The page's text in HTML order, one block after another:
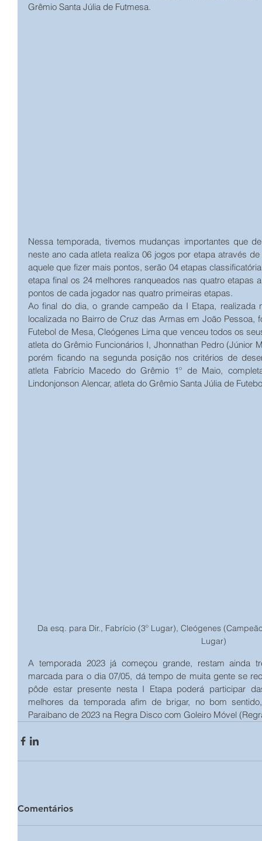
Grêmio Santa Júlia de Futmesa.
Nessa temporada, tivemos mudanças importantes que
neste ano cada atleta realiza 06 jogos por etapa através
aquele que fizer mais pontos, serão 04 etapas
etapa final os 24 melhores ranqueados nas quatro etapas
pontos de cada jogador nas quatro primeiras etapas.
Ao final do dia, o grande campeão da I Etapa, realizada
localizada no Bairro de Cruz das Armas em João Pessoa,
Futebol de Mesa, Cleógenes Lima que venceu todos os
atleta do Grêmio Funcionários I, Jhonnathan Pedro (Júnior
porém ficando na segunda posição nos critérios de
atleta Fabrício Macedo do Grêmio 1º de Maio,
Lindonjonson Alencar, atleta do Grêmio Santa Júlia de
Da esq. para Dir., Fabrício (3º Lugar), Cleógenes
Lugar)
A temporada 2023 já começou grande, restam ainda
marcada para o dia 07/05, dá tempo de muita gente se
pôde estar presente nesta I Etapa poderá participar
melhores da temporada afim de brigar, no bom
Paraibano de 2023 na Regra Disco com Goleiro Móvel
Comentários